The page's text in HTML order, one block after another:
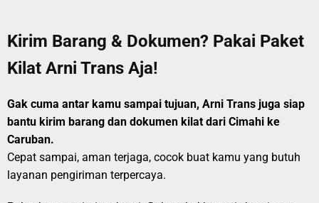
Kirim Barang & Dokumen? Pakai Paket
Kilat Arni Trans Aja!
Gak cuma antar kamu sampai tujuan, Arni Trans juga siap
bantu kirim barang dan dokumen kilat dari Cimahi ke
Caruban.
Cepat sampai, aman terjaga, cocok buat kamu yang butuh
layanan pengiriman terpercaya.